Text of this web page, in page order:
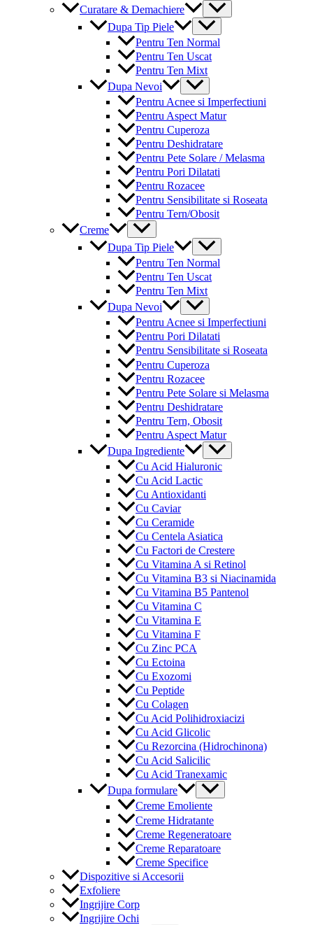
Curatare & Demachiere
Menu
Toggle
Dupa Tip Piele
Menu
Toggle
Pentru Ten Normal
Pentru Ten Uscat
Pentru Ten Mixt
Dupa Nevoi
Menu
Toggle
Pentru Acnee si Imperfectiuni
Pentru Aspect Matur
Pentru Cuperoza
Pentru Deshidratare
Pentru Pete Solare / Melasma
Pentru Pori Dilatati
Pentru Rozacee
Pentru Sensibilitate si Roseata
Pentru Tern/Obosit
Creme
Menu
Toggle
Dupa Tip Piele
Menu
Toggle
Pentru Ten Normal
Pentru Ten Uscat
Pentru Ten Mixt
Dupa Nevoi
Menu
Toggle
Pentru Acnee si Imperfectiuni
Pentru Pori Dilatati
Pentru Sensibilitate si Roseata
Pentru Cuperoza
Pentru Rozacee
Pentru Pete Solare si Melasma
Pentru Deshidratare
Pentru Tern, Obosit
Pentru Aspect Matur
Dupa Ingrediente
Menu
Toggle
Cu Acid Hialuronic
Cu Acid Lactic
Cu Antioxidanti
Cu Caviar
Cu Ceramide
Cu Centela Asiatica
Cu Factori de Crestere
Cu Vitamina A si Retinol
Cu Vitamina B3 si Niacinamida
Cu Vitamina B5 Pantenol
Cu Vitamina C
Cu Vitamina E
Cu Vitamina F
Cu Zinc PCA
Cu Ectoina
Cu Exozomi
Cu Peptide
Cu Colagen
Cu Acid Polihidroxiacizi
Cu Acid Glicolic
Cu Rezorcina (Hidrochinona)
Cu Acid Salicilic
Cu Acid Tranexamic
Dupa formulare
Menu
Toggle
Creme Emoliente
Creme Hidratante
Creme Regeneratoare
Creme Reparatoare
Creme Specifice
Dispozitive si Accesorii
Exfoliere
Ingrijire Corp
Ingrijire Ochi